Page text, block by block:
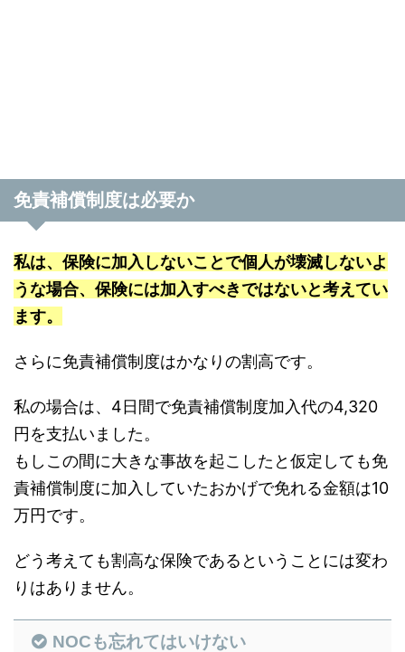
免責補償制度は必要か
私は、保険に加入しないことで個人が壊滅しないよ
うな場合、保険には加入すべきではないと考えてい
ます。
さらに免責補償制度はかなりの割高です。
私の場合は、4日間で免責補償制度加入代の4,320
円を支払いました。
もしこの間に大きな事故を起こしたと仮定しても免
責補償制度に加入していたおかげで免れる金額は10
万円です。
どう考えても割高な保険であるということには変わ
りはありません。
NOCも忘れてはいけない